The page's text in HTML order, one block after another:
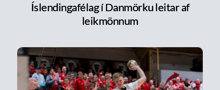
Íslendingafélag í Danmörku leitar af
leikmönnum